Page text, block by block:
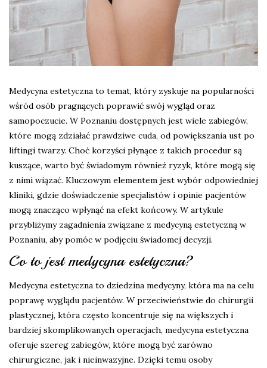
Medycyna estetyczna to temat, który zyskuje na popularności
wśród osób pragnących poprawić swój wygląd oraz
samopoczucie. W Poznaniu dostępnych jest wiele zabiegów,
które mogą zdziałać prawdziwe cuda, od powiększania ust po
liftingi twarzy. Choć korzyści płynące z takich procedur są
kuszące, warto być świadomym również ryzyk, które mogą się
z nimi wiązać. Kluczowym elementem jest wybór odpowiedniej
kliniki, gdzie doświadczenie specjalistów i opinie pacjentów
mogą znacząco wpłynąć na efekt końcowy. W artykule
przybliżymy zagadnienia związane z medycyną estetyczną w
Poznaniu, aby pomóc w podjęciu świadomej decyzji.
Co to jest medycyna estetyczna?
Medycyna estetyczna to dziedzina medycyny, która ma na celu
poprawę wyglądu pacjentów. W przeciwieństwie do chirurgii
plastycznej, która często koncentruje się na większych i
bardziej skomplikowanych operacjach, medycyna estetyczna
oferuje szereg zabiegów, które mogą być zarówno
chirurgiczne, jak i nieinwazyjne. Dzięki temu osoby